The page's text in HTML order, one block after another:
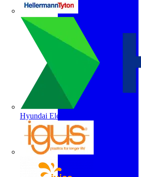
Hyundai Electric